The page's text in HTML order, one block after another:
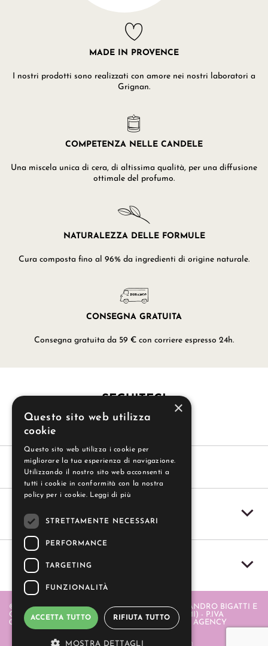
MADE IN PROVENCE
I nostri prodotti sono realizzati con amore nei nostri laboratori a
Grignan.
COMPETENZA NELLE CANDELE
Una miscela unica di cera, di altissima qualità, per una diffusione
ottimale del profumo.
NATURALEZZA DELLE FORMULE
Cura composta fino al 96% da ingredienti di origine naturale.
CONSEGNA GRATUITA
Consegna gratuita da 59 € con corriere espresso 24h.
SEGUITECI
SERVIZIO CLIENTI
IL MIO ACCOUNT
© 2004-2026 GUZZI SAS - GUZZI SAS DI ALESSANDRO BIGATTI E
C. - PIAZZA ITALIA 20 - 20064 GORGONZOLA (MI) - P.IVA
06580880968 . REALIZZATO DA
- APERION WEB AGENCY
×
Questo sito web utilizza
cookie
Questo sito web utilizza i cookie per
migliorare la tua esperienza di navigazione.
Utilizzando il nostro sito web acconsenti a
tutti i cookie in conformità con la nostra
policy per i cookie. Leggi di più
STRETTAMENTE NECESSARI
PERFORMANCE
TARGETING
FUNZIONALITÀ
ACCETTA TUTTO RIFIUTA TUTTO
MOSTRA DETTAGLI